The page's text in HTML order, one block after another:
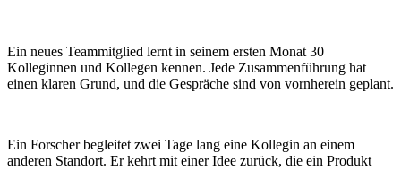
Ein neues Teammitglied lernt in seinem ersten Monat 30
Kolleginnen und Kollegen kennen. Jede Zusammenführung hat
einen klaren Grund, und die Gespräche sind von vornherein geplant.
Ein Forscher begleitet zwei Tage lang eine Kollegin an einem
anderen Standort. Er kehrt mit einer Idee zurück, die ein Produkt